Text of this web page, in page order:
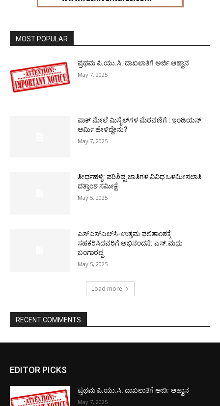
MOST POPULAR
ಪ್ರಥಮ ಪಿ.ಯು.ಸಿ. ದಾಖಲಾತಿಗೆ ಅರ್ಜಿ ಆಹ್ವಾನ
May 7, 2025
ಪಾಕ್​ ಮೇಲೆ ಮಿಸೈಲ್​ಗಳ ಮೆರವಣಿಗೆ : ಇಂಡಿಯನ್
ಆರ್ಮಿ ಹೇಳಿದ್ದೇನು?
May 7, 2025
ತೀರ್ಥಹಳ್ಳಿ: ಪರಿಶಿಷ್ಟ ಜಾತಿಗಳ ವಿವಿಧ ಒಳಮೀಸಲಾತಿ
ದತ್ತಾಂಶ ಸಮೀಕ್ಷೆ
May 5, 2025
ಎಸ್‌ಎಸ್‌ಎಲ್‌ಸಿ-ಉತ್ತಮ ಫಲಿತಾಂಶಕ್ಕೆ
ಸಹಕರಿಸಿದವರಿಗೆ ಅಭಿನಂದನೆ: ಎಸ್.ಮಧು
ಬಂಗಾರಪ್ಪ
May 5, 2025
Load more
RECENT COMMENTS
EDITOR PICKS
ಪ್ರಥಮ ಪಿ.ಯು.ಸಿ. ದಾಖಲಾತಿಗೆ ಅರ್ಜಿ ಆಹ್ವಾನ
May 7, 2025